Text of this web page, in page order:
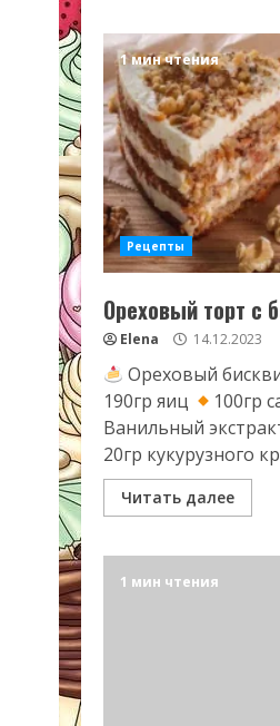
1 мин чтения
Рецепты
Ореховый торт с
Elena 14.12.2023
Ореховый
190гр яиц
100гр
Ванильный
20гр кукурузного
Читать далее
1 мин чтения